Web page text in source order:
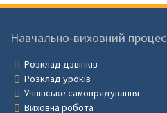
Навчально-виховний процес
Розклад дзвінків
Розклад уроків
Учнівське самоврядування
Виховна робота